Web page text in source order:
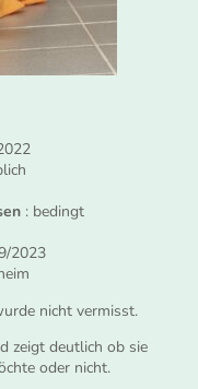
: bedingt
2023
nicht vermisst.
zeigt deutlich ob sie
oder nicht.